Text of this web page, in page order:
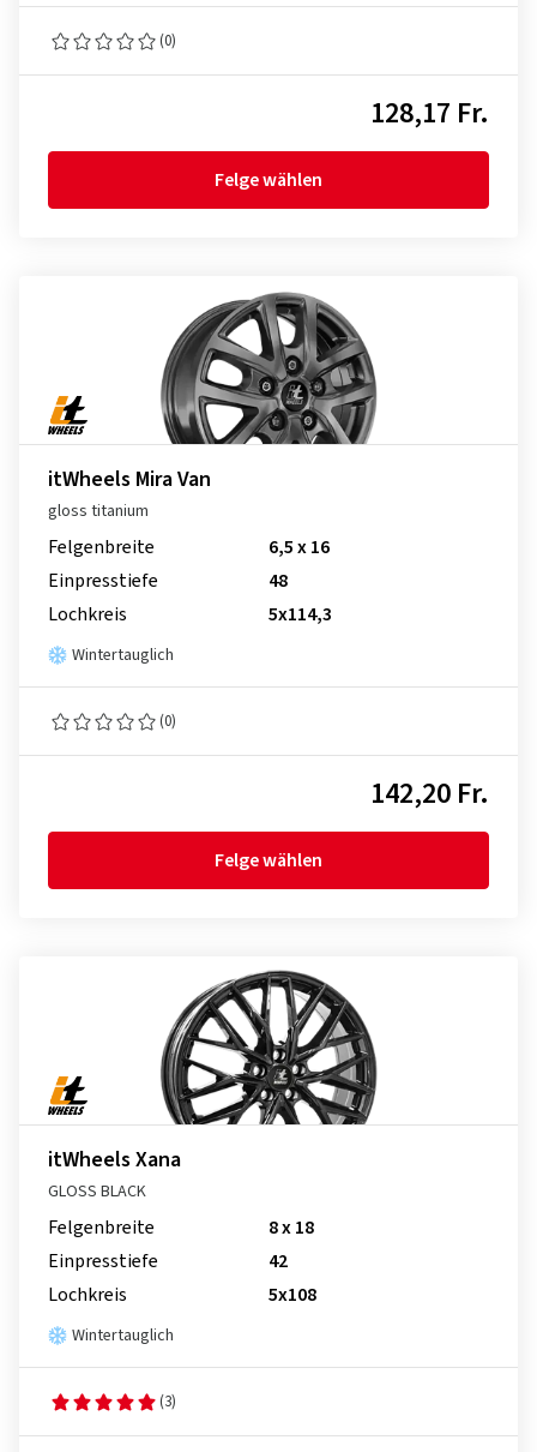
(0)
128,17 Fr.
Felge wählen
itWheels Mira Van
gloss titanium
Felgenbreite
6,5 x 16
Einpresstiefe
48
Lochkreis
5x114,3
Wintertauglich
(0)
142,20 Fr.
Felge wählen
itWheels Xana
GLOSS BLACK
Felgenbreite
8 x 18
Einpresstiefe
42
Lochkreis
5x108
Wintertauglich
(3)